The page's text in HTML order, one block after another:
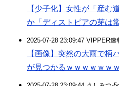
【少子化】女性が「産む
か「ディストピアの芽は常
2025-07-28 23:09:47 VIPPER速
【画像】突然の大雨で柄
が見つかるｗｗｗｗｗｗ